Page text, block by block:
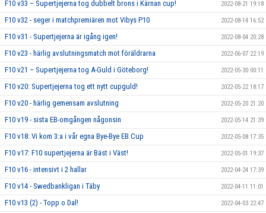
F10 v33 – Supertjejerna tog dubbelt brons i Kärnan cup! 2022-08-21 19:18
F10 v32 - seger i matchpremiären mot Vibys P10 2022-08-14 16:52
F10 v31 - Supertjejerna är igång igen! 2022-08-04 20:28
F10 v23 - härlig avslutningsmatch mot föräldrarna 2022-06-07 22:19
F10 v21 – Supertjejerna tog A-Guld i Göteborg! 2022-05-30 00:11
F10 v20: Supertjejerna tog ett nytt cupguld! 2022-05-22 18:17
F10 v20 - härlig gemensam avslutning 2022-05-20 21:20
F10 v19 - sista EB-omgången någonsin 2022-05-14 21:39
F10 v18: Vi kom 3:a i vår egna Bye-Bye EB Cup 2022-05-08 17:35
F10 v17: F10 supertjejerna är Bäst i Väst! 2022-05-01 19:37
F10 v16 - intensivt i 2 hallar 2022-04-24 17:39
F10 v14 - Swedbankligan i Täby 2022-04-11 11:01
F10 v13 (2) - Topp o Dal! 2022-04-03 22:47